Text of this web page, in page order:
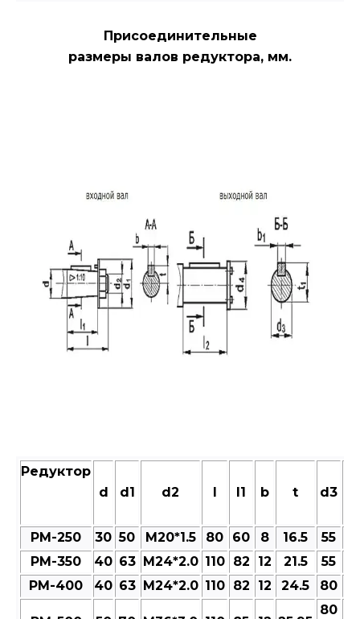
Присоединительные
размеры валов редуктора, мм.
Редуктор
d
d1 d2 l l1 b t d3
РМ-250 30 50 M20*1.5 80 60 8 16.5 55
РМ-350
40 63 M24*2.0 110 82 12 21.5 55
РМ-400
40 63 M24*2.0 110 82 12 24.5 80
80